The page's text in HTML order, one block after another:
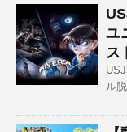
ユ
ス
ル脱